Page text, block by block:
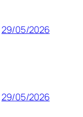
29/05/2026
29/05/2026